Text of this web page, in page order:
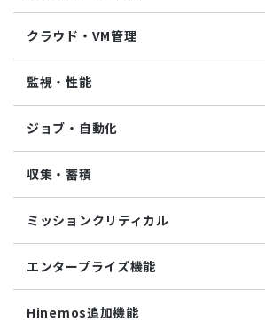
クラウド・VM管理
クラウド・VM共通
クラウド管理機能(AWS)
VM管理機能
監視・性能
パケットキャプチャ監視
カスタムトラップ監視
カスタム監視
バイナリファイル監視
収集値統合監視
ログ件数監視
システムログ監視
JMX監視
ジョブ・自動化
ジョブ機能全般について
コマンドジョブ
ファイル転送ジョブ
参照ジョブ
環境構築機能
実行契機
収集・蓄積
転送
ダウンロード
検索
蓄積
収集
ミッションクリティカル
ミッションクリティカル（Linux）
ミッションクリティカル（Windows）
エンタープライズ機能
インシデント管理連携ツール
Hinemos追加機能